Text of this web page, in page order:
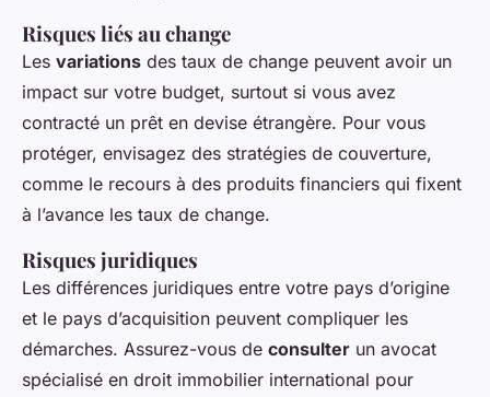
Risques liés au change
Les variations des taux de change peuvent avoir un
impact sur votre budget, surtout si vous avez
contracté un prêt en devise étrangère. Pour vous
protéger, envisagez des stratégies de couverture,
comme le recours à des produits financiers qui fixent
à l’avance les taux de change.
Risques juridiques
Les différences juridiques entre votre pays d’origine
et le pays d’acquisition peuvent compliquer les
démarches. Assurez-vous de consulter un avocat
spécialisé en droit immobilier international pour